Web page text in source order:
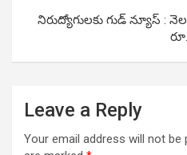
నిరుద్యోగులకు గుడ్ న్యూస్ :
Leave a Reply
Your email address will not be